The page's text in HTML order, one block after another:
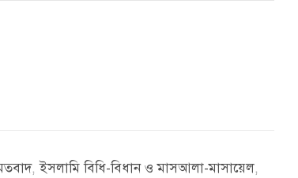
,ইসলামি বিধি-বিধান ও মাসআলা-মাসায়েল,